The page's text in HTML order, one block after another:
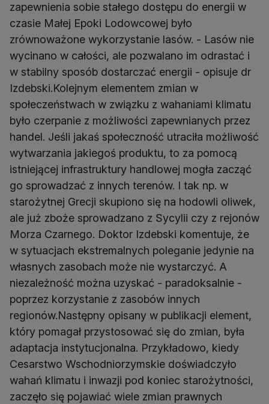
zapewnienia sobie stałego dostępu do energii w
czasie Małej Epoki Lodowcowej było
zrównoważone wykorzystanie lasów. - Lasów nie
wycinano w całości, ale pozwalano im odrastać i
w stabilny sposób dostarczać energii - opisuje dr
Izdebski.Kolejnym elementem zmian w
społeczeństwach w związku z wahaniami klimatu
było czerpanie z możliwości zapewnianych przez
handel. Jeśli jakaś społeczność utraciła możliwość
wytwarzania jakiegoś produktu, to za pomocą
istniejącej infrastruktury handlowej mogła zacząć
go sprowadzać z innych terenów. I tak np. w
starożytnej Grecji skupiono się na hodowli oliwek,
ale już zboże sprowadzano z Sycylii czy z rejonów
Morza Czarnego. Doktor Izdebski komentuje, że
w sytuacjach ekstremalnych poleganie jedynie na
własnych zasobach może nie wystarczyć. A
niezależność można uzyskać - paradoksalnie -
poprzez korzystanie z zasobów innych
regionów.Następny opisany w publikacji element,
który pomagał przystosować się do zmian, była
adaptacja instytucjonalna. Przykładowo, kiedy
Cesarstwo Wschodniorzymskie doświadczyło
wahań klimatu i inwazji pod koniec starożytności,
zaczęło się pojawiać wiele zmian prawnych